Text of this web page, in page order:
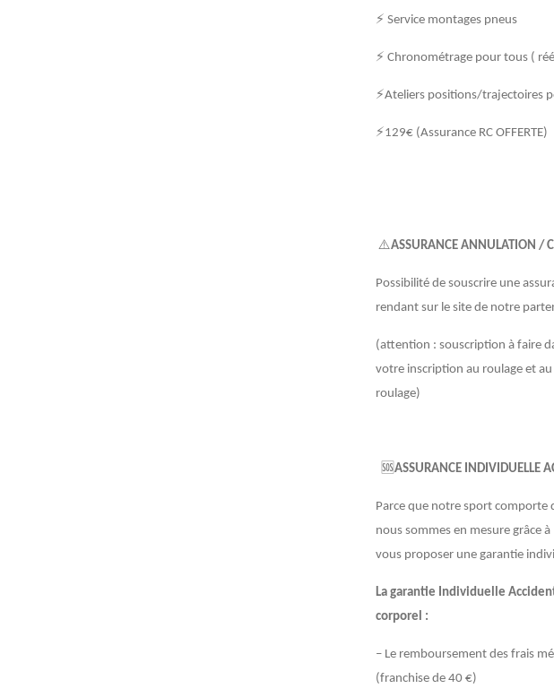
⚡ Service montages pneus
⚡ Chronométrage pour tous (
⚡Ateliers positions/trajectoires
⚡129€ (Assurance RC OFFERTE)
⚠️ASSURANCE ANNULATION /
Possibilité de souscrire une
rendant sur le site de notre
(attention : souscription à faire
votre inscription au roulage et
roulage)
🆘ASSURANCE INDIVIDUELLE
Parce que notre sport comporte
nous sommes en mesure grâce
vous proposer une garantie
La garantie Individuelle
corporel :
– Le remboursement des frais
(franchise de 40 €)